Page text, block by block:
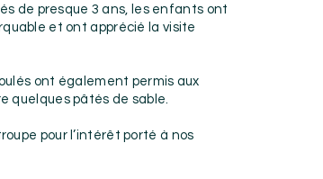
de presque 3 ans, les enfants ont
et ont apprécié la visite
ont également permis aux
quelques pâtés de sable.
pour l’intérêt porté à nos